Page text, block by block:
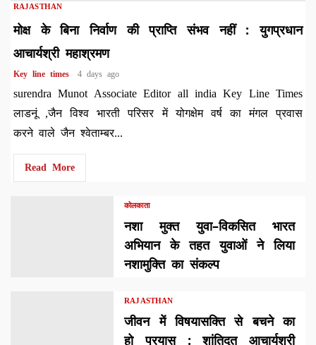
RAJASTHAN
मोक्ष के बिना निर्वाण की प्राप्ति संभव नहीं : युगप्रधान
आचार्यश्री महाश्रमण
Key line times 4 days ago
surendra Munot Associate Editor all india Key Line Times
लाडनूं ,जैन विश्व भारती परिसर में योगक्षेम वर्ष का मंगल प्रवास
करने वाले जैन श्वेताम्बर...
Read More
कोलकाता
नशा मुक्त युवा–विकसित भारत
अभियान के तहत युवाओं ने लिया
नशामुक्ति का संकल्प
RAJASTHAN
जीवन में विषयासक्ति से बचने का
हो प्रयास : शांतिदूत आचार्यश्री